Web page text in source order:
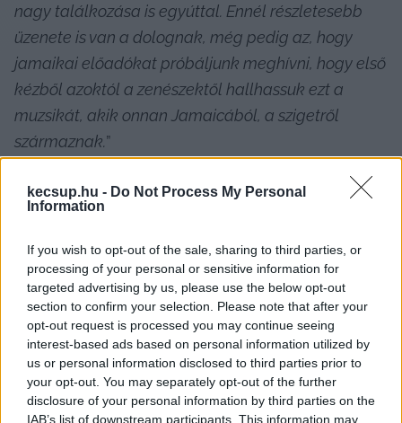
kecsup.hu - Do Not Process My Personal
Information
If you wish to opt-out of the sale, sharing to third parties, or
processing of your personal or sensitive information for
targeted advertising by us, please use the below opt-out
section to confirm your selection. Please note that after your
opt-out request is processed you may continue seeing
interest-based ads based on personal information utilized by
us or personal information disclosed to third parties prior to
your opt-out. You may separately opt-out of the further
disclosure of your personal information by third parties on the
IAB’s list of downstream participants. This information may
nagy találkozása is egyúttal. Ennél részletesebb
üzenete is van a dolognak, még pedig az, hogy
jamaikai előadókat próbáljunk meghívni, hogy első
kézből azoktól a zenészektől hallhassuk ezt a
muzsikát, akik onnan Jamaicából, a szigetről
származnak.”
szerdán Natty King, csütörtökön pedig Micah
Shamaiah lépett színpadra. Rajtuk kívül az
Angliából érkező Macka B énekesnek is jamaicai
gyökerei vannak.